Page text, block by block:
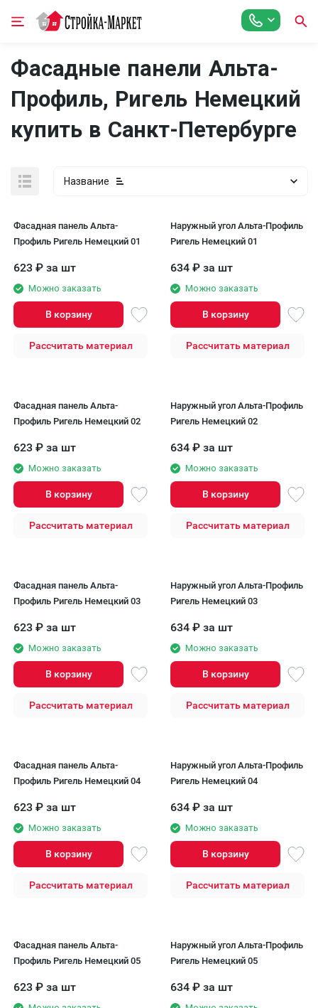
Фасадные панели Альта-
Профиль, Ригель Немецкий
купить в Санкт-Петербурге
Название
Фасадная панель Альта-
Профиль Ригель Немецкий 01
623 ₽ за шт
Можно заказать
В корзину
Рассчитать материал
Наружный угол Альта-Профиль
Ригель Немецкий 01
634 ₽ за шт
Можно заказать
В корзину
Рассчитать материал
Фасадная панель Альта-
Профиль Ригель Немецкий 02
623 ₽ за шт
Можно заказать
В корзину
Рассчитать материал
Наружный угол Альта-Профиль
Ригель Немецкий 02
634 ₽ за шт
Можно заказать
В корзину
Рассчитать материал
Фасадная панель Альта-
Профиль Ригель Немецкий 03
623 ₽ за шт
Можно заказать
В корзину
Рассчитать материал
Наружный угол Альта-Профиль
Ригель Немецкий 03
634 ₽ за шт
Можно заказать
В корзину
Рассчитать материал
Фасадная панель Альта-
Профиль Ригель Немецкий 04
623 ₽ за шт
Можно заказать
В корзину
Рассчитать материал
Наружный угол Альта-Профиль
Ригель Немецкий 04
634 ₽ за шт
Можно заказать
В корзину
Рассчитать материал
Фасадная панель Альта-
Профиль Ригель Немецкий 05
623 ₽ за шт
Наружный угол Альта-Профиль
Ригель Немецкий 05
634 ₽ за шт